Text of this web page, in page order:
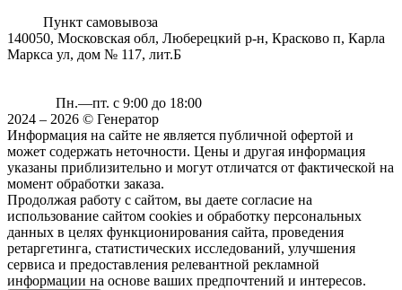
Пункт самовывоза
140050, Московская обл, Люберецкий р-н, Красково п, Карла
Маркса ул, дом № 117, лит.Б
Пн.—пт. с 9:00 до 18:00
2024 – 2026 © Генератор
Информация на сайте не является публичной офертой и
может содержать неточности. Цены и другая информация
указаны приблизительно и могут отличатся от фактической на
момент обработки заказа.
Продолжая работу с сайтом, вы даете согласие на
использование сайтом cookies и обработку персональных
данных в целях функционирования сайта, проведения
ретаргетинга, статистических исследований, улучшения
сервиса и предоставления релевантной рекламной
информации на основе ваших предпочтений и интересов.